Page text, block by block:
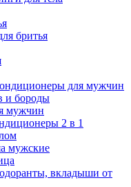
бритья
для мужчин
и бороды
мужчин
2 в 1
мужские
вкладыши от